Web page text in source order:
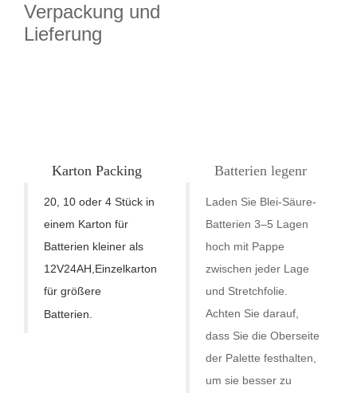
Verpackung und
Lieferung
Karton Packing
20, 10 oder 4 Stück in
einem Karton für
Batterien kleiner als
12V24AH,Einzelkarton
für größere
Batterien.
Batterien legenr
Laden Sie Blei-Säure-
Batterien 3–5 Lagen
hoch mit Pappe
zwischen jeder Lage
und Stretchfolie.
Achten Sie darauf,
dass Sie die Oberseite
der Palette festhalten,
um sie besser zu